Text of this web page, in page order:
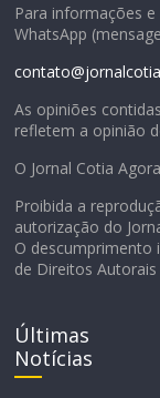
Para informações
WhatsApp
As opiniões
refletem a opinião
O Jornal Cotia
Proibida a
autorização do
O descumprimento
de Direitos
Últimas
Notícias